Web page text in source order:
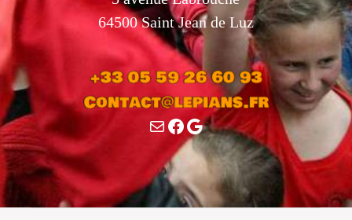
64500 Saint Jean de Luz
E-
mail
Facebook
Google